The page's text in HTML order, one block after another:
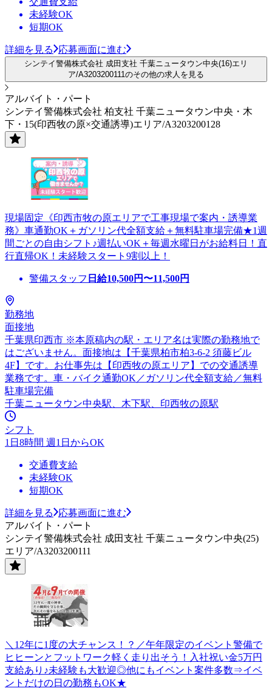
未経験OK
短期OK
詳細を見る 応募画面に進む
シンテイ警備株式会社 成田支社 千葉ニュータウン中央(16)エリ
ア/A3203200111のその他の求人を見る
アルバイト・パート
シンテイ警備株式会社 柏支社 千葉ニュータウン中央・木
下・15(印西牧の原×交通誘導)エリア/A3203200128
現場固定《印西市牧の原エリアで工事現場で案内・誘導業
務》車通勤OK＋ガソリン代全額支給＋無料駐車場完備★1週
間ごとの自由シフト♪週払いOK＋毎週水曜日がお給料日！直
行直帰OK！未経験スタート9割以上！
警備スタッフ 日給10,500円〜11,500円
勤務地
面接地
千葉県印西市 ※本原稿内の駅・エリア名は実際の勤務地で
はございません。面接地は【千葉県柏市柏3-6-2 須藤ビル
4F】です。お仕事先は【印西牧の原エリア】での交通誘導
業務です。車・バイク通勤OK／ガソリン代全額支給／無料
駐車場完備
千葉ニュータウン中央駅、木下駅、印西牧の原駅
シフト
1日8時間 週1日からOK
交通費支給
未経験OK
短期OK
詳細を見る
応募画面に進む
アルバイト・パート
シンテイ警備株式会社 成田支社 千葉ニュータウン中央(25)
エリア/A3203200111
＼12年に1度の大チャンス！？／午年限定のイベント警備で
ヒヒーンとフットワーク軽く走り出そう！入社祝い金5万円
支給あり♪未経験も大歓迎◎他にもイベント案件多数⇒イベ
ントだけの日の勤務もOK★